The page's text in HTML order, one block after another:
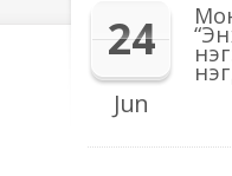
24
Jun